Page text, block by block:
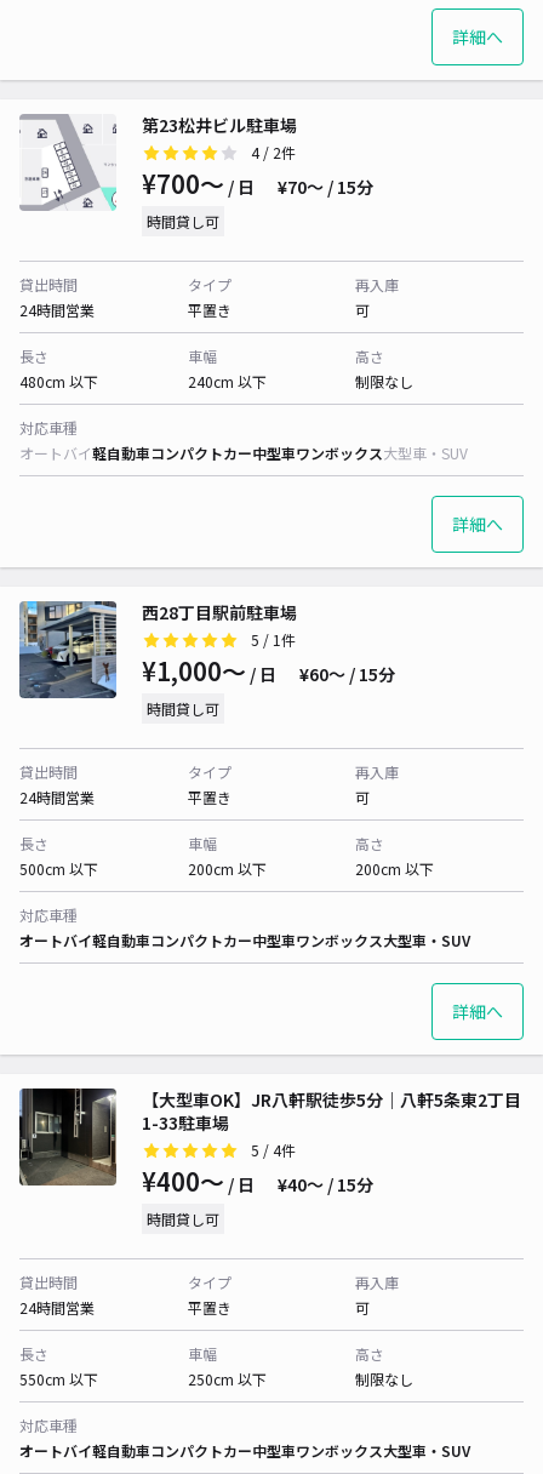
詳細へ
第23松井ビル駐車場
4/ 2件
¥700〜 / 日 ¥70〜 / 15分
時間貸し可
貸出時間
24時間営業
タイプ
平置き
再入庫
可
長さ
480cm 以下
車幅
240cm 以下
高さ
制限なし
対応車種
オートバイ軽自動車コンパクトカー中型車ワンボックス大型車・SUV
詳細へ
西28丁目駅前駐車場
5 / 1件
¥1,000〜 / 日 ¥60〜 / 15分
時間貸し可
貸出時間
24時間営業
タイプ
平置き
再入庫
可
長さ
500cm 以下
車幅
200cm 以下
高さ
200cm 以下
対応車種
オートバイ軽自動車コンパクトカー中型車ワンボックス大型車・SUV
詳細へ
【大型車OK】JR八軒駅徒歩5分｜八軒5条東2丁目
1-33駐車場
5 / 4件
¥400〜 / 日 ¥40〜 / 15分
時間貸し可
貸出時間
24時間営業
タイプ
平置き
再入庫
可
長さ
550cm 以下
車幅
250cm 以下
高さ
制限なし
対応車種
オートバイ軽自動車コンパクトカー中型車ワンボックス大型車・SUV